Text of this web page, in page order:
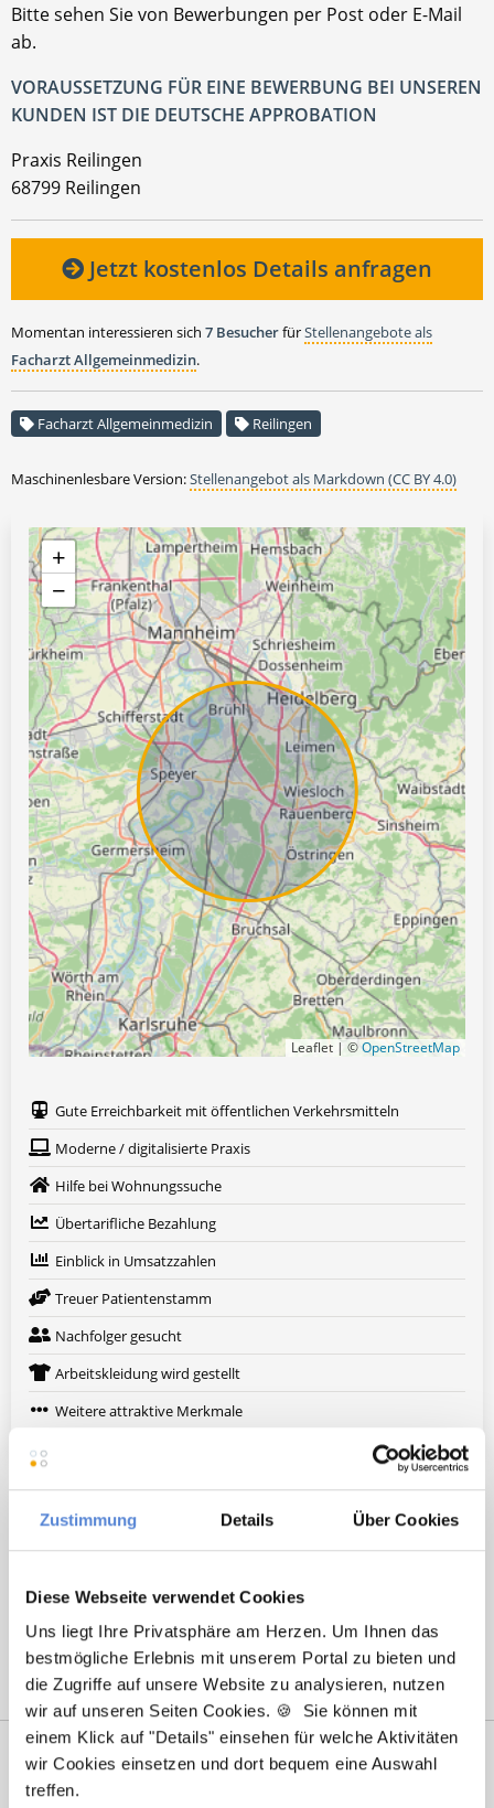
Zustimmung Details Über Cookies
Diese Webseite verwendet Cookies
Uns liegt Ihre Privatsphäre am Herzen. Um Ihnen das
bestmögliche Erlebnis mit unserem Portal zu bieten und
die Zugriffe auf unsere Website zu analysieren, nutzen
wir auf unseren Seiten Cookies. 🍪 Sie können mit
einem Klick auf "Details" einsehen für welche Aktivitäten
wir Cookies einsetzen und dort bequem eine Auswahl
treffen.
Bitte sehen Sie von Bewerbungen per Post oder E-Mail
ab.
VORAUSSETZUNG FÜR EINE BEWERBUNG BEI UNSEREN
KUNDEN IST DIE DEUTSCHE APPROBATION
Praxis Reilingen
68799 Reilingen
Jetzt kostenlos Details anfragen
Momentan interessieren sich 7 BesucherfürStellenangebote als
Facharzt Allgemeinmedizin.
Facharzt Allgemeinmedizin Reilingen
Maschinenlesbare Version:Stellenangebot als Markdown (CC BY 4.0)
+
−
Leaflet | ©OpenStreetMap
Gute Erreichbarkeit mit öffentlichen Verkehrsmitteln
Moderne / digitalisierte Praxis
Hilfe bei Wohnungssuche
Übertarifliche Bezahlung
Einblick in Umsatzzahlen
Treuer Patientenstamm
Nachfolger gesucht
Arbeitskleidung wird gestellt
Weitere attraktive Merkmale
Hier finden Sie aktuelle Stellenangebote in Ihrer
Wunschregion:
Heidelberg|Krefeld|Lippstadt| Mannheim
Nürnberg|Ulm| Wuppertal|Würzburg|